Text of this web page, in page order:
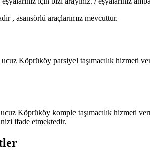
, asansörlü araçlarımız mevcuttur.
Köprüköy parsiyel taşımacılık
Köprüköy komple taşımacılık hizmeti
ifade etmektedir.